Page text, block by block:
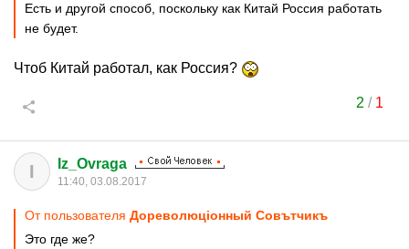
Есть и другой способ, поскольку как Китай Россия работать
не будет.
Чтоб Китай работал, как Россия?
2 / 1
I Iz_Ovraga
11:40, 03.08.2017
От пользователя Дореволюцiонный Совътчикъ
Это где же?